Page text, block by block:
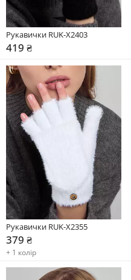
Рукавички RUK-X2403
419 ₴
Рукавички RUK-X2355
379 ₴
+ 1 колір